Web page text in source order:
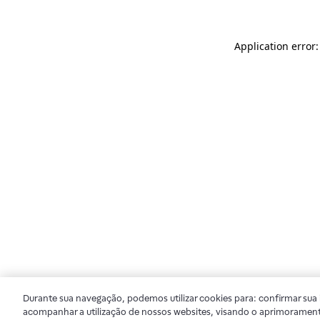
Application
Durante sua navegação, podemos utilizar cookies para: confirmar
acompanhar a utilização de nossos websites, visando o